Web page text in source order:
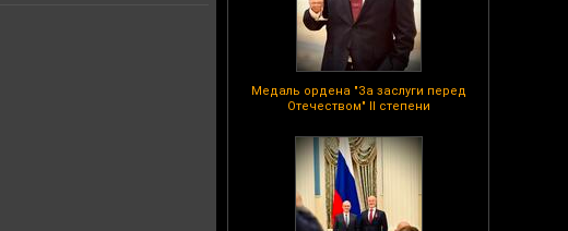
Медаль ордена "За заслуги перед
Отечеством" II степени